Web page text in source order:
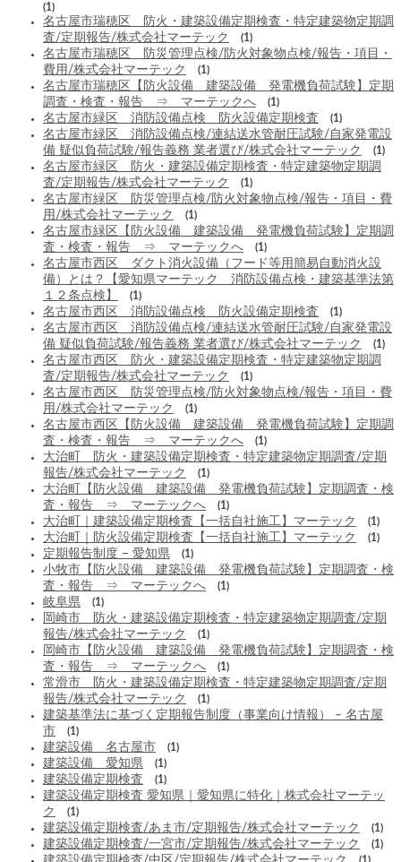
(1)
名古屋市瑞穂区 防火・建築設備定期検査・特定建築物定期調
査/定期報告/株式会社マーテック
(1)
名古屋市瑞穂区 防災管理点検/防火対象物点検/報告・項目・
費用/株式会社マーテック
(1)
名古屋市瑞穂区【防火設備 建築設備 発電機負荷試験】定期
調査・検査・報告 ⇒ マーテックへ
(1)
名古屋市緑区 消防設備点検 防火設備定期検査 (1)
名古屋市緑区 消防設備点検/連結送水管耐圧試験/自家発電設
備 疑似負荷試験/報告義務 業者選び/株式会社マーテック
(1)
名古屋市緑区 防火・建築設備定期検査・特定建築物定期調
査/定期報告/株式会社マーテック
(1)
名古屋市緑区 防災管理点検/防火対象物点検/報告・項目・費
用/株式会社マーテック
(1)
名古屋市緑区【防火設備 建築設備 発電機負荷試験】定期調
査・検査・報告 ⇒ マーテックへ
(1)
名古屋市西区 ダクト消火設備（フード等用簡易自動消火設
備）とは？【愛知県マーテック 消防設備点検・建築基準法第
１２条点検】
(1)
名古屋市西区 消防設備点検 防火設備定期検査 (1)
名古屋市西区 消防設備点検/連結送水管耐圧試験/自家発電設
備 疑似負荷試験/報告義務 業者選び/株式会社マーテック
(1)
名古屋市西区 防火・建築設備定期検査・特定建築物定期調
査/定期報告/株式会社マーテック
(1)
名古屋市西区 防災管理点検/防火対象物点検/報告・項目・費
用/株式会社マーテック
(1)
名古屋市西区【防火設備 建築設備 発電機負荷試験】定期調
査・検査・報告 ⇒ マーテックへ
(1)
大治町 防火・建築設備定期検査・特定建築物定期調査/定期
報告/株式会社マーテック
(1)
大治町【防火設備 建築設備 発電機負荷試験】定期調査・検
査・報告 ⇒ マーテックへ
(1)
大治町｜建築設備定期検査【一括自社施工】マーテック (1)
大治町｜防火設備定期検査【一括自社施工】マーテック (1)
定期報告制度 – 愛知県 (1)
小牧市【防火設備 建築設備 発電機負荷試験】定期調査・検
査・報告 ⇒ マーテックへ
(1)
岐阜県 (1)
岡崎市 防火・建築設備定期検査・特定建築物定期調査/定期
報告/株式会社マーテック
(1)
岡崎市【防火設備 建築設備 発電機負荷試験】定期調査・検
査・報告 ⇒ マーテックへ
(1)
常滑市 防火・建築設備定期検査・特定建築物定期調査/定期
報告/株式会社マーテック
(1)
建築基準法に基づく定期報告制度（事業向け情報） – 名古屋
市
(1)
建築設備 名古屋市 (1)
建築設備 愛知県 (1)
建築設備定期検査 (1)
建築設備定期検査 愛知県｜愛知県に特化｜株式会社マーテッ
ク
(1)
建築設備定期検査/あま市/定期報告/株式会社マーテック (1)
建築設備定期検査/一宮市/定期報告/株式会社マーテック (1)